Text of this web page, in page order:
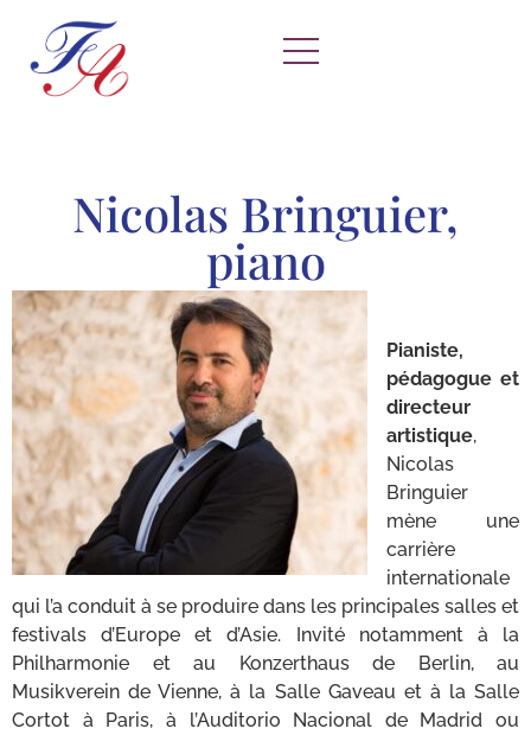
Nicolas Bringuier,
piano
Pianiste,
pédagogue et
directeur
artistique,
Nicolas
Bringuier
mène une
carrière
internationale
qui l’a conduit à se produire dans les principales salles et
festivals d’Europe et d’Asie. Invité notamment à la
Philharmonie et au Konzerthaus de Berlin, au
Musikverein de Vienne, à la Salle Gaveau et à la Salle
Cortot à Paris, à l’Auditorio Nacional de Madrid ou